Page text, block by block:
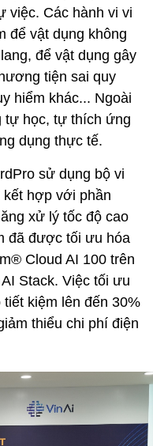
việc. Các hành vi vi
để vật dụng không
để vật dụng gây
tiện sai quy
hiểm khác... Ngoài
tự học, tự thích ứng
dụng thực tế.
sử dụng bộ vi
kết hợp với phần
xử lý tốc độ cao
đã được tối ưu hóa
Cloud AI 100 trên
Stack. Việc tối ưu
kiệm lên đến 30%
thiểu chi phí điện